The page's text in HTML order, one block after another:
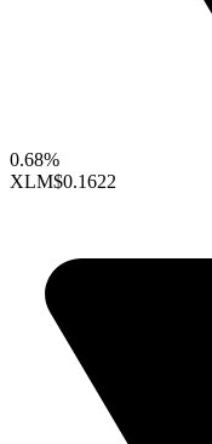
0.68%
XLM$0.1622